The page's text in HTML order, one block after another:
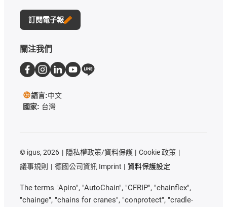
訂閱電子報
關注我們
語言:中文
國家: 台灣
© igus, 2026 隱私權政策/資料保護
Cookie 政策
議事規則
德國公司資訊 Imprint 資料保護設定
The terms "Apiro", "AutoChain", "CFRIP", "chainflex",
"chainge", "chains for cranes", "conprotect", "cradle-